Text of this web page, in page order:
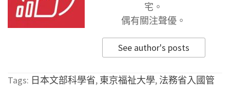
宅。
偶有關注聲優。
See author's posts
Tags: 日本文部科學省, 東京福祉大學, 法務省入國管